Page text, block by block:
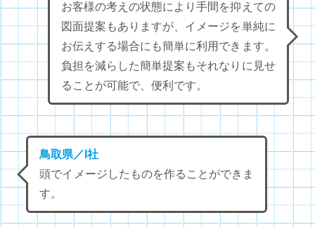
お客様の考えの状態により手間を抑えての
図面提案もありますが、イメージを単純に
お伝えする場合にも簡単に利用できます。
負担を減らした簡単提案もそれなりに見せ
ることが可能で、便利です。
鳥取県／I社
頭でイメージしたものを作ることができま
す。